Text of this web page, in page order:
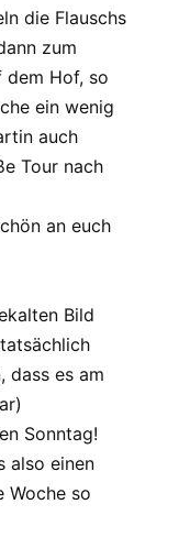
die Flauschs
zum
dem Hof, so
ein wenig
auch
Tour nach
an euch
Bild
dass es am
Sonntag!
also einen
Woche so